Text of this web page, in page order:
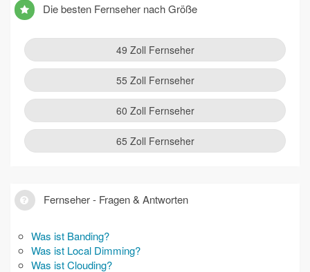
Die besten Fernseher nach Größe
49 Zoll Fernseher
55 Zoll Fernseher
60 Zoll Fernseher
65 Zoll Fernseher
Fernseher - Fragen & Antworten
Was ist Banding?
Was ist Local Dimming?
Was ist Clouding?